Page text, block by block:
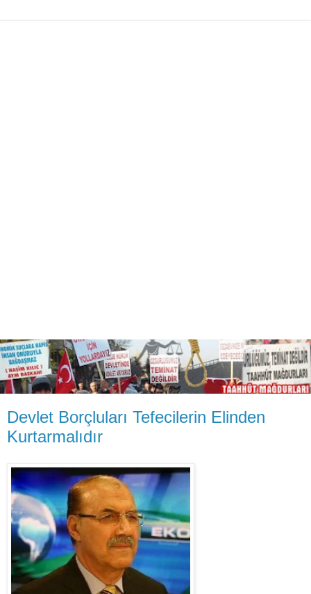
Devlet Borçluları Tefecilerin Elinden
Kurtarmalıdır